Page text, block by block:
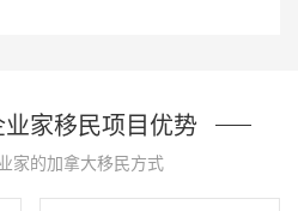
家移民项目优势
家的加拿大移民方式